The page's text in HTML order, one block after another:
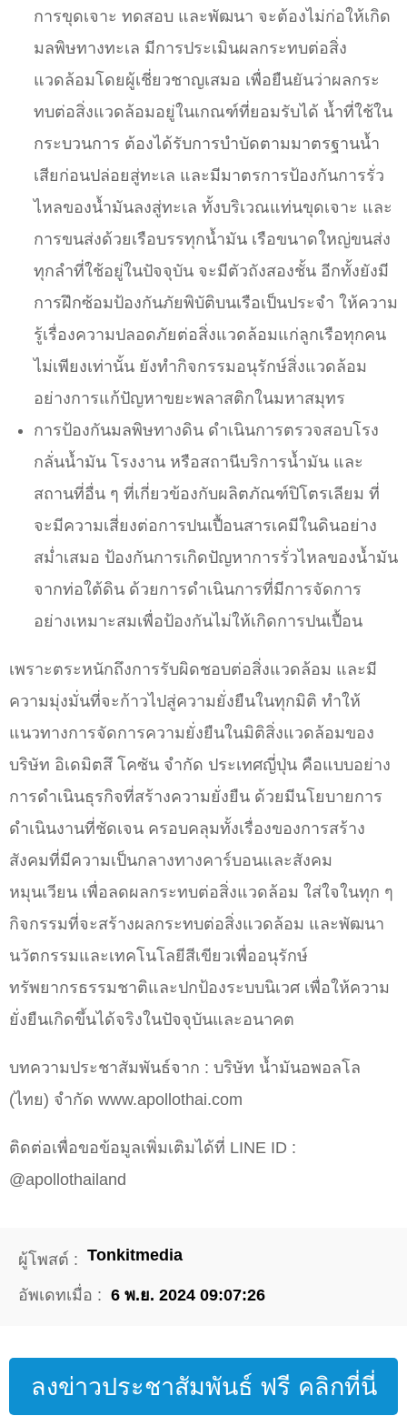
การขุดเจาะ ทดสอบ และพัฒนา จะต้องไม่ก่อให้เกิด
มลพิษทางทะเล มีการประเมินผลกระทบต่อสิ่ง
แวดล้อมโดยผู้เชี่ยวชาญเสมอ เพื่อยืนยันว่าผลกระ
ทบต่อสิ่งแวดล้อมอยู่ในเกณฑ์ที่ยอมรับได้ น้ำที่ใช้ใน
กระบวนการ ต้องได้รับการบำบัดตามมาตรฐานน้ำ
เสียก่อนปล่อยสู่ทะเล และมีมาตรการป้องกันการรั่ว
ไหลของน้ำมันลงสู่ทะเล ทั้งบริเวณแท่นขุดเจาะ และ
การขนส่งด้วยเรือบรรทุกน้ำมัน เรือขนาดใหญ่ขนส่ง
ทุกลำที่ใช้อยู่ในปัจจุบัน จะมีตัวถังสองชั้น อีกทั้งยังมี
การฝึกซ้อมป้องกันภัยพิบัติบนเรือเป็นประจำ ให้ความ
รู้เรื่องความปลอดภัยต่อสิ่งแวดล้อมแก่ลูกเรือทุกคน
ไม่เพียงเท่านั้น ยังทำกิจกรรมอนุรักษ์สิ่งแวดล้อม
อย่างการแก้ปัญหาขยะพลาสติกในมหาสมุทร
การป้องกันมลพิษทางดิน ดำเนินการตรวจสอบโรง
กลั่นน้ำมัน โรงงาน หรือสถานีบริการน้ำมัน และ
สถานที่อื่น ๆ ที่เกี่ยวข้องกับผลิตภัณฑ์ปิโตรเลียม ที่
จะมีความเสี่ยงต่อการปนเปื้อนสารเคมีในดินอย่าง
สม่ำเสมอ ป้องกันการเกิดปัญหาการรั่วไหลของน้ำมัน
จากท่อใต้ดิน ด้วยการดำเนินการที่มีการจัดการ
อย่างเหมาะสมเพื่อป้องกันไม่ให้เกิดการปนเปื้อน
เพราะตระหนักถึงการรับผิดชอบต่อสิ่งแวดล้อม และมี
ความมุ่งมั่นที่จะก้าวไปสู่ความยั่งยืนในทุกมิติ ทำให้
แนวทางการจัดการความยั่งยืนในมิติสิ่งแวดล้อมของ
บริษัท อิเดมิตสึ โคซัน จำกัด ประเทศญี่ปุ่น คือแบบอย่าง
การดำเนินธุรกิจที่สร้างความยั่งยืน ด้วยมีนโยบายการ
ดำเนินงานที่ชัดเจน ครอบคลุมทั้งเรื่องของการสร้าง
สังคมที่มีความเป็นกลางทางคาร์บอนและสังคม
หมุนเวียน เพื่อลดผลกระทบต่อสิ่งแวดล้อม ใส่ใจในทุก ๆ
กิจกรรมที่จะสร้างผลกระทบต่อสิ่งแวดล้อม และพัฒนา
นวัตกรรมและเทคโนโลยีสีเขียวเพื่ออนุรักษ์
ทรัพยากรธรรมชาติและปกป้องระบบนิเวศ เพื่อให้ความ
ยั่งยืนเกิดขึ้นได้จริงในปัจจุบันและอนาคต
บทความประชาสัมพันธ์จาก : บริษัท น้ำมันอพอลโล
(ไทย) จำกัด www.apollothai.com
ติดต่อเพื่อขอข้อมูลเพิ่มเติมได้ที่ LINE ID :
@apollothailand
ผู้โพสต์ : Tonkitmedia
อัพเดทเมื่อ : 6 พ.ย. 2024 09:07:26
ลงข่าวประชาสัมพันธ์ ฟรี คลิกที่นี่